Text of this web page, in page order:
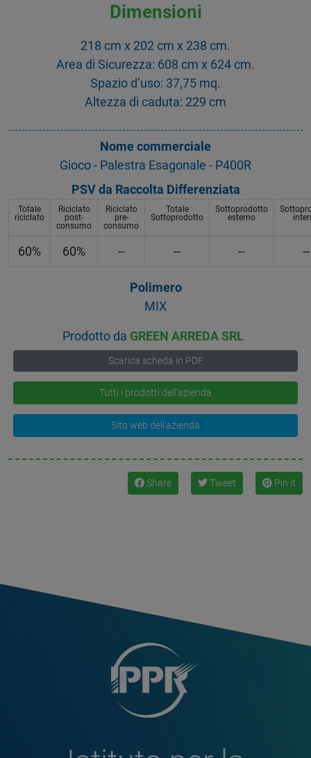
Dimensioni
218 cm x 202 cm x 238 cm.
Area di Sicurezza: 608 cm x 624 cm.
Spazio d’uso: 37,75 mq.
Altezza di caduta: 229 cm
Nome commerciale
Gioco - Palestra Esagonale - P400R
PSV da Raccolta Differenziata
Totale
riciclato
Riciclato
post-
consumo
Riciclato
pre-
consumo
Totale
Sottoprodotto
Sottoprodotto
esterno
60% 60% -- -- -- --
Polimero
MIX
Prodotto da GREEN ARREDA SRL
Scarica scheda in PDF
Tutti i prodotti dell'azienda
Sito web dell'azienda
Share Tweet Pin it